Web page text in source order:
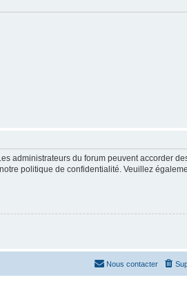
administrateurs du forum peuvent accorder
politique de confidentialité. Veuillez
Nous contacter